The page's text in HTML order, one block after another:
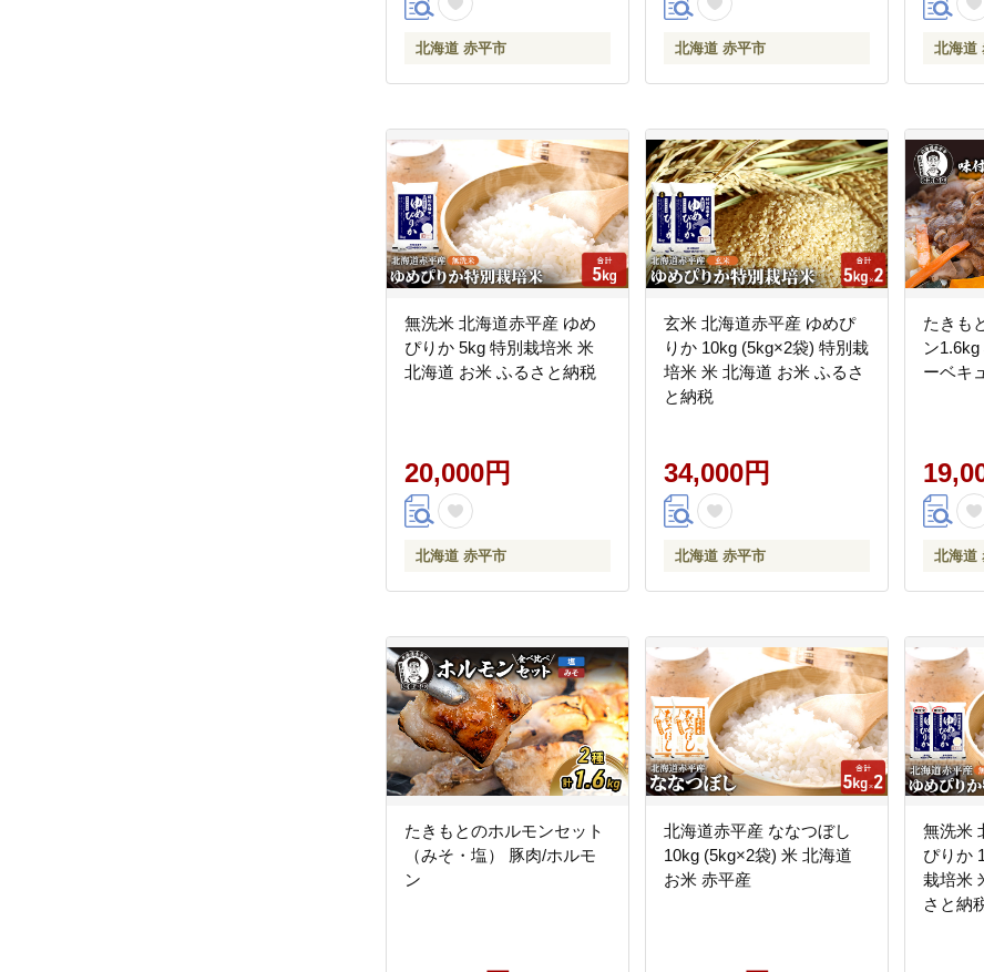
北海道 赤平市 北海道 赤平市 北海道
無洗米 北海道赤平産 ゆめ
ぴりか 5kg 特別栽培米 米
北海道 お米 ふるさと納税
20,000円
北海道 赤平市
玄米 北海道赤平産 ゆめぴ
りか 10kg (5kg×2袋) 特別栽
培米 米 北海道 お米 ふるさ
と納税
34,000円
北海道 赤平市
たきも
ン
ーベキ
北海道
たきもとのホルモンセット
（みそ・塩） 豚肉/ホルモ
ン
北海道赤平産 ななつぼし
10kg (5kg×2袋) 米 北海道
お米 赤平産
無洗米
ぴりか
栽培米
さと納